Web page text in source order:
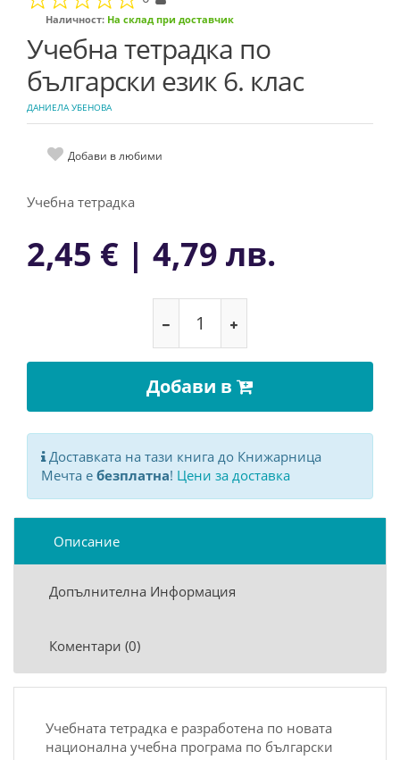
Наличност: На склад при доставчик
Учебна тетрадка по
български език 6. клас
ДАНИЕЛА УБЕНОВА
Добави в любими
Учебна тетрадка
2,45 € | 4,79 лв.
Добави в
Доставката на тази книга до Книжарница
Мечта е безплатна! Цени за доставка
Описание
Допълнителна Информация
Коментари (0)
Учебната тетрадка е разработена по новата
национална учебна програма по български